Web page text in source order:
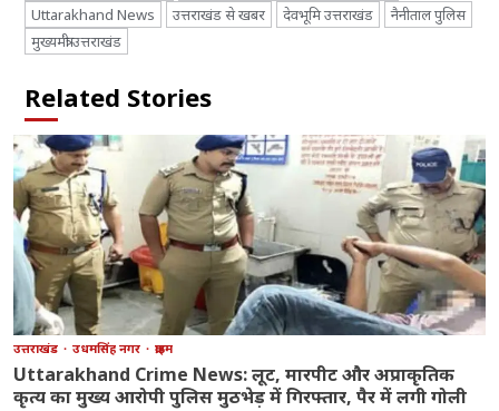
Uttarakhand News
उत्तराखंड से खबर देवभूमि उत्तराखंड
नैनीताल पुलिस
मुख्यमंत्री उत्तराखंड
Related Stories
उत्तराखंड उधमसिंह नगर क्राइम
Uttarakhand Crime News: लूट, मारपीट और अप्राकृतिक
कृत्य का मुख्य आरोपी पुलिस मुठभेड़ में गिरफ्तार, पैर में लगी गोली